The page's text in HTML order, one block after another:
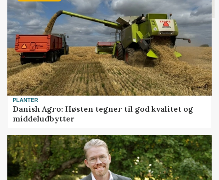
PLANTER
Danish Agro: Høsten tegner til god kvalitet og
middeludbytter